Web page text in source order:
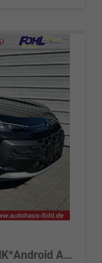
LIFE 1.5 eTSI DSG Neues Modell*AHK*Android Auto*SHZ*ACC*Kamera*5J Garantie*Klimaauto*